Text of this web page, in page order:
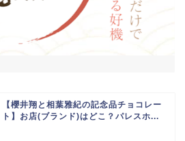
【櫻井翔と相葉雅紀の記念品チョコレー
ト】お店(ブランド)はどこ？パレスホ...